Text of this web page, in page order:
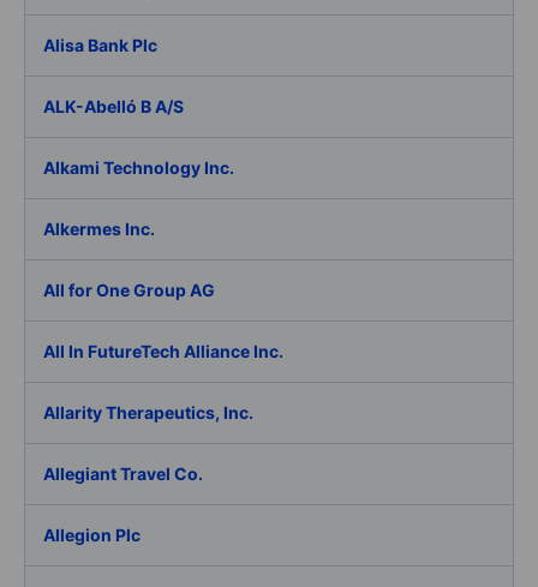
Alisa Bank Plc
ALK-Abelló B A/S
Alkami Technology Inc.
Alkermes Inc.
All for One Group AG
All In FutureTech Alliance Inc.
Allarity Therapeutics, Inc.
Allegiant Travel Co.
Allegion Plc